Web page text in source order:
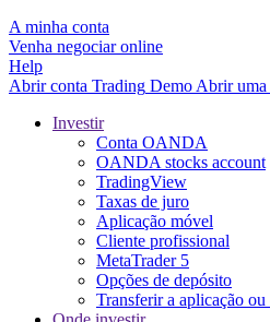
A minha conta
Venha negociar online
Help
Abrir conta Trading Demo Abrir uma
Investir
Conta OANDA
OANDA stocks account
TradingView
Taxas de juro
Aplicação móvel
Cliente profissional
MetaTrader 5
Opções de depósito
Transferir a aplicação